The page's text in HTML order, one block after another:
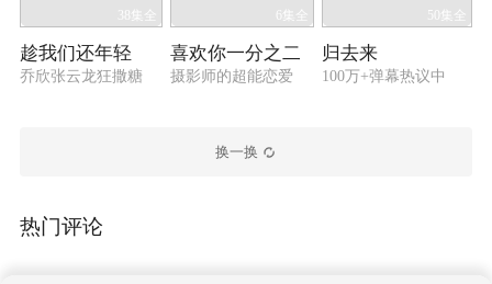
38集全
趁我们还年轻
乔欣张云龙狂撒糖
6集全
喜欢你一分之二
摄影师的超能恋爱
50集全
归去来
100万+弹幕热议中
换一换
热门评论